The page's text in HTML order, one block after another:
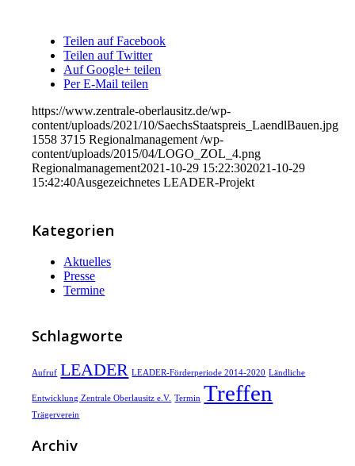
Teilen auf Facebook
Teilen auf Twitter
Auf Google+ teilen
Per E-Mail teilen
https://www.zentrale-oberlausitz.de/wp-
content/uploads/2021/10/SaechsStaatspreis_LaendlBauen.jpg
1558 3715 Regionalmanagement /wp-
content/uploads/2015/04/LOGO_ZOL_4.png
Regionalmanagement2021-10-29 15:22:302021-10-29
15:42:40Ausgezeichnetes LEADER-Projekt
Kategorien
Aktuelles
Presse
Termine
Schlagworte
Aufruf LEADER LEADER-Förderperiode 2014-2020 Ländliche
Entwicklung Zentrale Oberlausitz e.V. Termin Treffen
Trägerverein
Archiv